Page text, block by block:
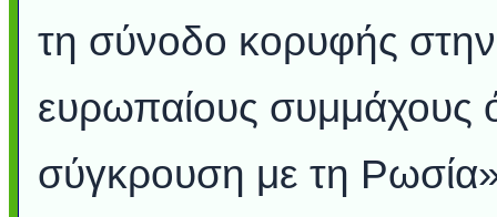
τη σύνοδο κορυφής
ευρωπαίους συμμάχους
σύγκρουση με τη